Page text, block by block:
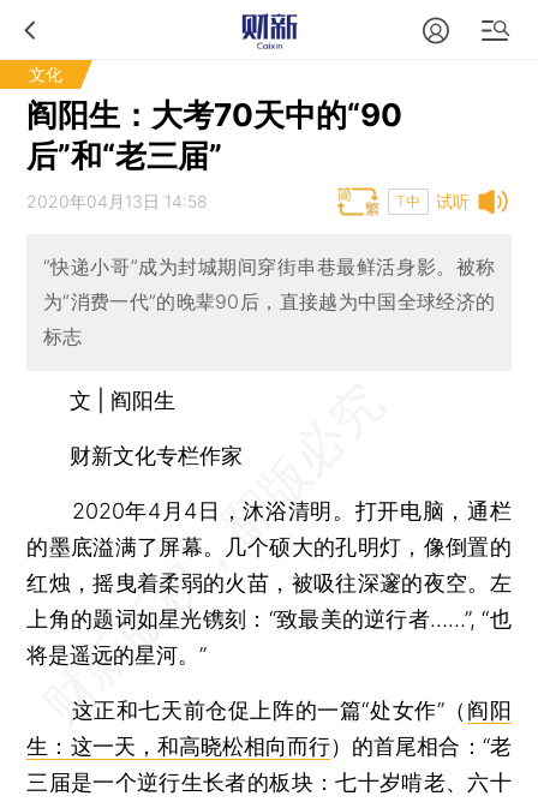
文化
阎阳生：大考70天中的“90
后”和“老三届”
试听
2020年04月13日 14:58 T中
“快递小哥”成为封城期间穿街串巷最鲜活身影。被称
为“消费一代”的晚辈90后，直接越为中国全球经济的
标志
文 | 阎阳生
财新文化专栏作家
2020年4月4日，沐浴清明。打开电脑，通栏
的墨底溢满了屏幕。几个硕大的孔明灯，像倒置的
红烛，摇曳着柔弱的火苗，被吸往深邃的夜空。左
上角的题词如星光镌刻：“致最美的逆行者……”, “也
将是遥远的星河。”
这正和七天前仓促上阵的一篇“处女作”（ 阎阳
生：这一天，和高晓松相向而行）的首尾相合：“老
三届是一个逆行生长者的板块：七十岁啃老、六十